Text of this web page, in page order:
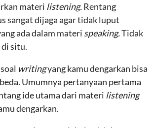
materi listening.Rentang
sangat dijaga agar tidak luput
ada dalam materi speaking.Tidak
situ.
writingyang kamu dengarkan bisa
Umumnya pertanyaan pertama
ide utama dari materi listening
dengarkan.